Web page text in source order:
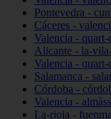
Pontevedra -
Cáceres -
Valencia -
Alicante - la-
Valencia -
Salamanca -
Córdoba -
Valencia -
La-rioja -